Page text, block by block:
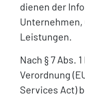
dienen der
Leistungen.
Nach § 7 Abs.
Verordnung
Services Act)